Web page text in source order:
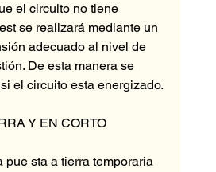
el circuito no tiene
se realizará mediante un
adecuado al nivel de
De esta manera se
el circuito esta energizado.
Y EN CORTO
pue sta a tierra temporaria